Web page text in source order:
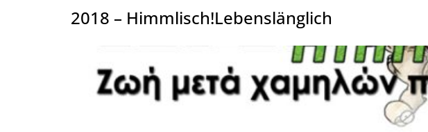
2018 – Himmlisch!Lebenslänglich